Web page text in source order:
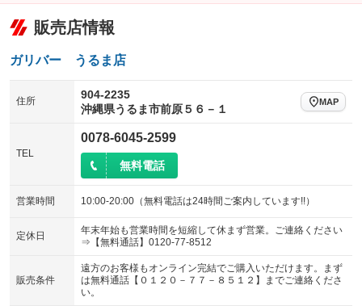
販売店情報
ガリバー うるま店
住所
904-2235
沖縄県うるま市前原５６－１
MAP
TEL
0078-6045-2599
無料電話
営業時間 10:00-20:00（無料電話は24時間ご案内しています!!）
定休日
年末年始も営業時間を短縮して休まず営業。ご連絡ください
⇒【無料通話】0120-77-8512
販売条件
遠方のお客様もオンライン完結でご購入いただけます。まず
は無料通話【０１２０－７７－８５１２】までご連絡くださ
い。